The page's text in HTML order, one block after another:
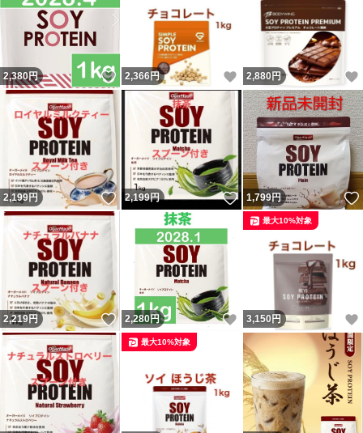
2,380円 いいね！
2,366 円 いいね！
2,880円
2,199円 いいね！
2,199円 いいね！
1,799円
2,219円 いいね！
2,280円 いいね！
3,150 円
最大10%対象
最大10%対象